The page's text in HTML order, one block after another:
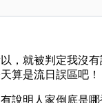
，就被判定我沒
算是流日誤區吧！
說明人家倒底是